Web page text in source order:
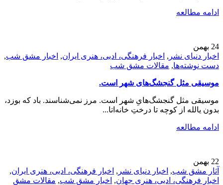
ادامه مطالعه
24 بهمن
اخبار دنیای نشر , اخبار فرهنگی، ادبی، هنری ایران, اخبار مشق شب,
دست نوشته‌ها, مقالات مشق شب
موسیقی مثل گنجشگ‌های شهر است.
موسیقی مثل گنجشگ‌هایِ شهر است. مرز نمی‌شناسند. باد که بوزد،
بدون یالله از کوچه تا درختِ خانه‌اتا...
ادامه مطالعه
22 بهمن
آثار مشق شب, اخبار دنیای نشر , اخبار فرهنگی، ادبی، هنری ایران,
اخبار فرهنگی، ادبی، هنری جهان, اخبار مشق شب, مقالات مشق